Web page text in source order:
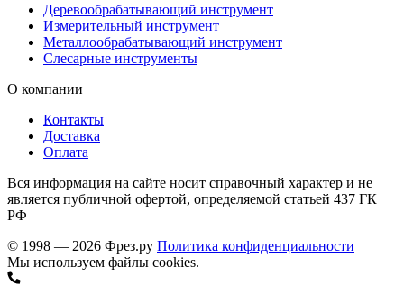
Деревообрабатывающий инструмент
Измерительный инструмент
Металлообрабатывающий инструмент
Слесарные инструменты
О компании
Контакты
Доставка
Оплата
Вся информация на сайте носит справочный характер и не
является публичной офертой, определяемой статьей 437 ГК
РФ
© 1998 — 2026 Фрез.ру Политика конфиденциальности
Мы используем файлы cookies.